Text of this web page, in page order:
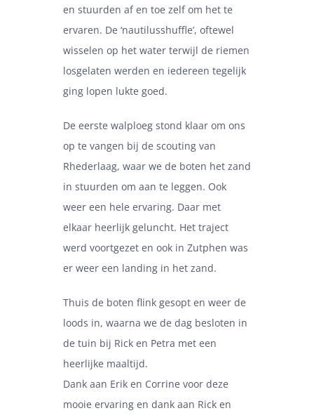
en stuurden af en toe zelf om het te
ervaren. De ‘nautilusshuffle’, oftewel
wisselen op het water terwijl de riemen
losgelaten werden en iedereen tegelijk
ging lopen lukte goed.
De eerste walploeg stond klaar om ons
op te vangen bij de scouting van
Rhederlaag, waar we de boten het zand
in stuurden om aan te leggen. Ook
weer een hele ervaring. Daar met
elkaar heerlijk geluncht. Het traject
werd voortgezet en ook in Zutphen was
er weer een landing in het zand.
Thuis de boten flink gesopt en weer de
loods in, waarna we de dag besloten in
de tuin bij Rick en Petra met een
heerlijke maaltijd.
Dank aan Erik en Corrine voor deze
mooie ervaring en dank aan Rick en